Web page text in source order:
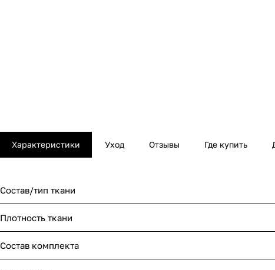
Характеристики Уход Отзывы Где купить
Состав/тип ткани
Плотность ткани
Состав комплекта